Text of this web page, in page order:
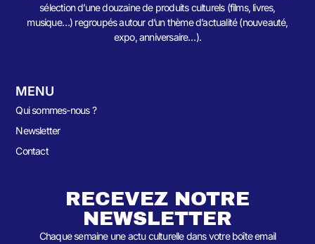
sélection d’une douzaine de produits culturels (films, livres,
musique…) regroupés autour d’un thème d’actualité (nouveauté,
expo, anniversaire…).
MENU
Qui sommes-nous ?
Newsletter
Contact
RECEVEZ NOTRE
NEWSLETTER
Chaque semaine une actu culturelle dans votre boîte email